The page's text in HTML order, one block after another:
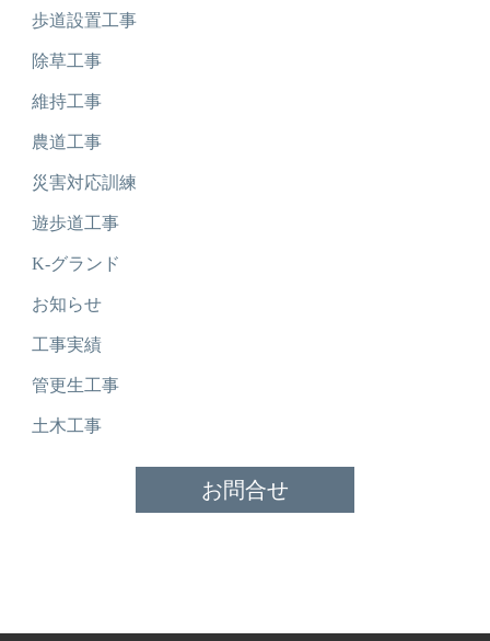
歩道設置工事
除草工事
維持工事
農道工事
災害対応訓練
遊歩道工事
K-グランド
お知らせ
工事実績
管更生工事
土木工事
お問合せ